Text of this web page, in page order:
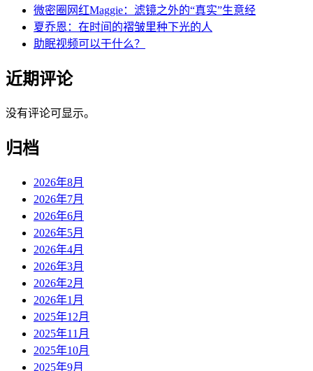
微密圈网红Maggie：滤镜之外的“真实”生意经
夏乔恩：在时间的褶皱里种下光的人
助眠视频可以干什么？
近期评论
没有评论可显示。
归档
2026年8月
2026年7月
2026年6月
2026年5月
2026年4月
2026年3月
2026年2月
2026年1月
2025年12月
2025年11月
2025年10月
2025年9月